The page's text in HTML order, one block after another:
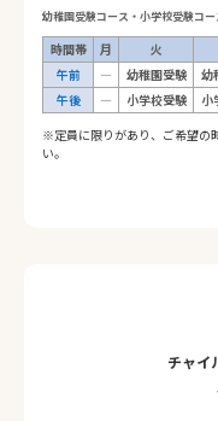
幼稚園受験コース・小学校受験コー
時間帯 月 火
午前
― 幼稚園受験 幼
午後
― 小学校受験 小
※定員に限りがあり、ご希望の
い。
チャイ